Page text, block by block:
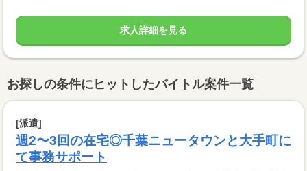
求人詳細を見る
お探しの条件にヒットしたバイトル案件一覧
[派遣]
週2〜3回の在宅◎千葉ニュータウンと大手町に
て事務サポート